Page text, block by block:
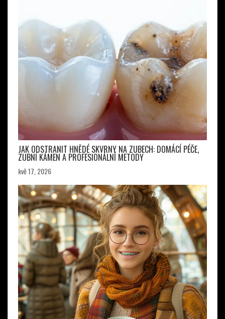
JAK ODSTRANIT HNĚDÉ SKVRNY NA ZUBECH: DOMÁCÍ PÉČE,
ZUBNÍ KÁMEN A PROFESIONÁLNÍ METODY
kvě 17, 2026